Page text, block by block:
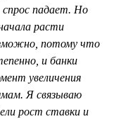
падает. Но
расти
потому что
и банки
увеличения
Я связываю
рост ставки и